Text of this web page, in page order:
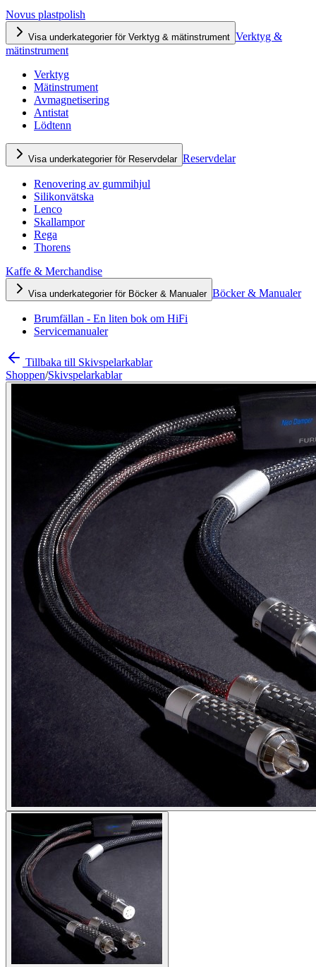
Novus plastpolish
Visa underkategorier för Verktyg & mätinstrument Verktyg &
mätinstrument
Verktyg
Mätinstrument
Avmagnetisering
Antistat
Lödtenn
Visa underkategorier för Reservdelar Reservdelar
Renovering av gummihjul
Silikonvätska
Lenco
Skallampor
Rega
Thorens
Kaffe & Merchandise
Visa underkategorier för Böcker & Manualer Böcker & Manualer
Brumfällan - En liten bok om HiFi
Servicemanualer
Tillbaka till Skivspelarkablar
Shoppen/Skivspelarkablar